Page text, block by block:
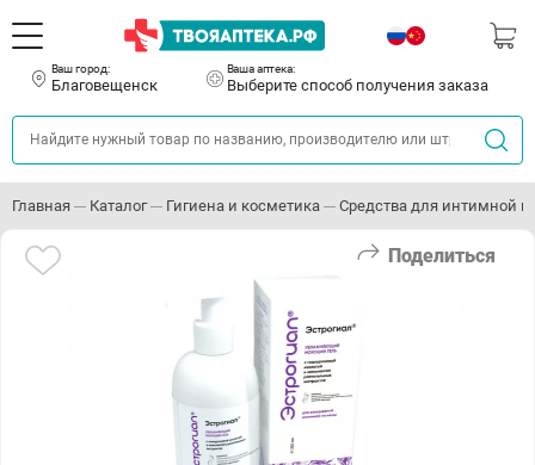
Ваш город:
Благовещенск
Ваша аптека:
Выберите способ получения заказа
Главная Каталог Гигиена и косметика Средства для интимной
Поделиться